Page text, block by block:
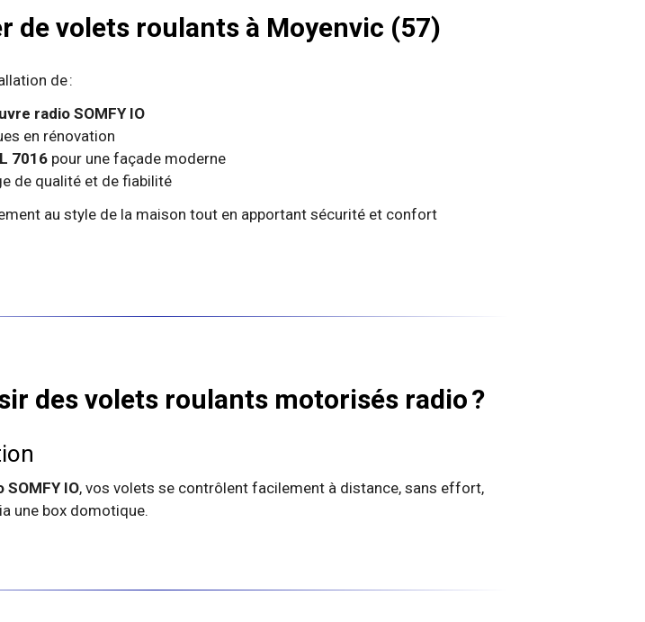
de volets roulants à Moyenvic (57)
de :
radio SOMFY IO
en rénovation
7016pour une façade moderne
de qualité et de fiabilité
au style de la maison tout en apportant sécurité et confort
des volets roulants motorisés radio ?
IO, vos volets se contrôlent facilement à distance, sans effort,
une box domotique.